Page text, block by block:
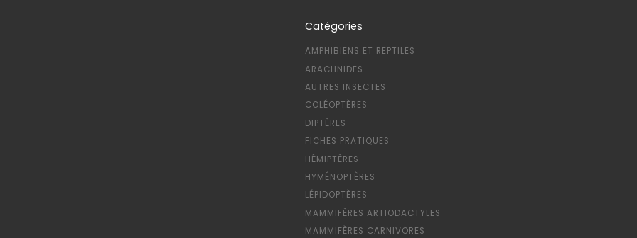
Catégories
AMPHIBIENS ET REPTILES
ARACHNIDES
AUTRES INSECTES
COLÉOPTÈRES
DIPTÈRES
FICHES PRATIQUES
HÉMIPTÈRES
HYMÉNOPTÈRES
LÉPIDOPTÈRES
MAMMIFÈRES ARTIODACTYLES
MAMMIFÈRES CARNIVORES